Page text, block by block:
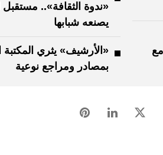
«ندوة الثقافة».. مستقبل
يصنعه شبابها
«الأرشيف» يثري المكتبة
بمصادر ومراجع نوعية